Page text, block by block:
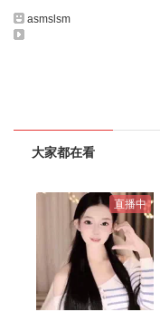
asmslsm
大家都在看
直播中